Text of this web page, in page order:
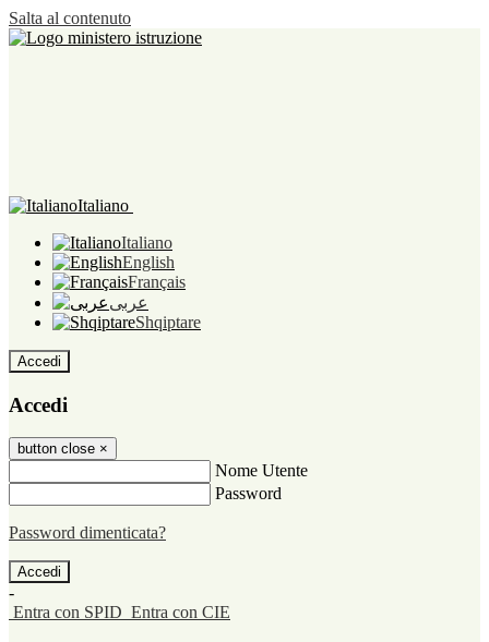
Salta al contenuto
Italiano
Italiano
English
Français
عربى
Shqiptare
Accedi
Accedi
button close ×
Nome Utente
Password
Password dimenticata?
-
Entra con SPID Entra con CIE